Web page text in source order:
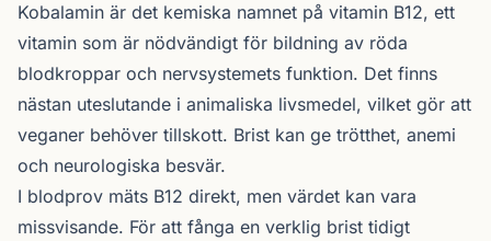
Kobalamin är det kemiska namnet på vitamin B12, ett
vitamin som är nödvändigt för bildning av röda
blodkroppar och nervsystemets funktion. Det finns
nästan uteslutande i animaliska livsmedel, vilket gör att
veganer behöver tillskott. Brist kan ge trötthet, anemi
och neurologiska besvär.
I blodprov mäts B12 direkt, men värdet kan vara
missvisande. För att fånga en verklig brist tidigt